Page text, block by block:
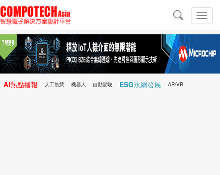
切
換
導
導
航
AI熱點播報 人工智慧 機器人 自動駕駛 ESG永續發展 AR/VR